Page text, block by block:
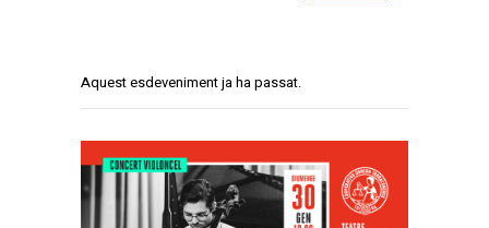
lloguer d’espais
Aquest esdeveniment ja ha passat.